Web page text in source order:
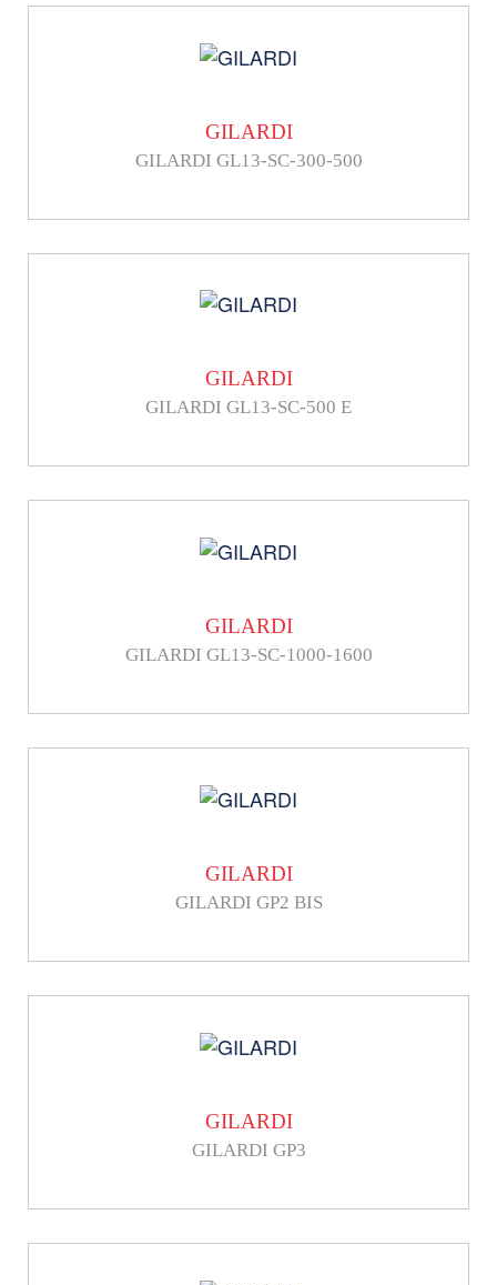
GILARDI
GILARDI GL13-SC-300-500
GILARDI
GILARDI GL13-SC-500 E
GILARDI
GILARDI GL13-SC-1000-1600
GILARDI
GILARDI GP2 BIS
GILARDI
GILARDI GP3